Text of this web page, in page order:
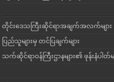
တိုင်းဒေသကြီးဆိုင်ရာအချက်အလက်များ
ပြည်သူများမှ တင်ပြချက်များ
သက်ဆိုင်ရာဝန်ကြီးဌာနများ၏ ဖုန်းနံပါတ်မ